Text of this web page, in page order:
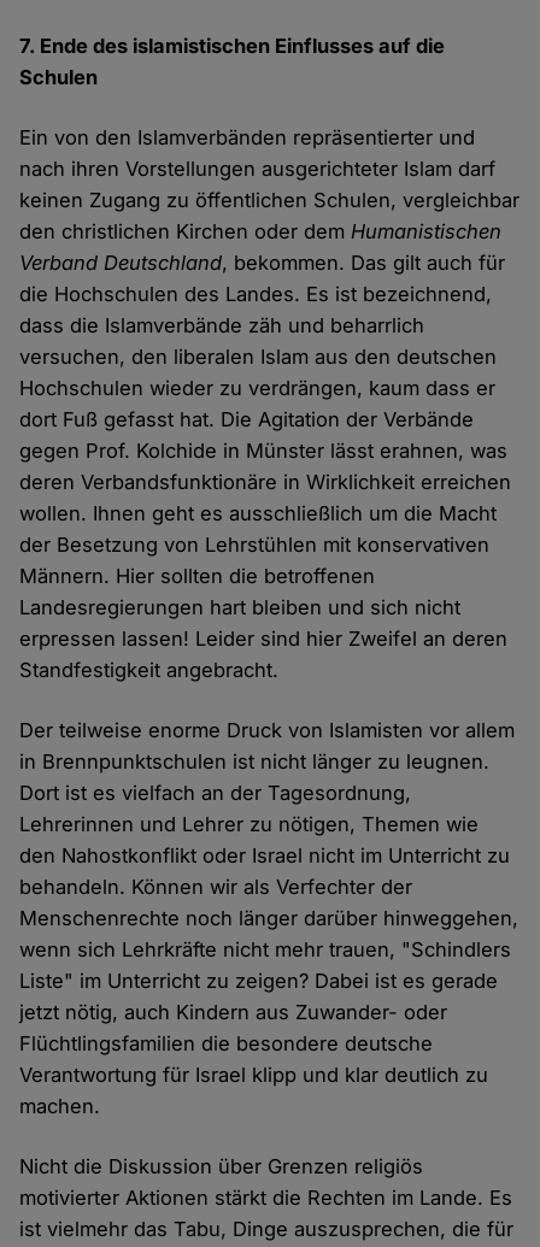
7. Ende des islamistischen Einflusses auf die
Schulen
Ein von den Islamverbänden repräsentierter und
nach ihren Vorstellungen ausgerichteter Islam darf
keinen Zugang zu öffentlichen Schulen, vergleichbar
den christlichen Kirchen oder demHumanistischen
Verband Deutschland, bekommen. Das gilt auch für
die Hochschulen des Landes. Es ist bezeichnend,
dass die Islamverbände zäh und beharrlich
versuchen, den liberalen Islam aus den deutschen
Hochschulen wieder zu verdrängen, kaum dass er
dort Fuß gefasst hat. Die Agitation der Verbände
gegen Prof. Kolchide in Münster lässt erahnen, was
deren Verbandsfunktionäre in Wirklichkeit erreichen
wollen. Ihnen geht es ausschließlich um die Macht
der Besetzung von Lehrstühlen mit konservativen
Männern. Hier sollten die betroffenen
Landesregierungen hart bleiben und sich nicht
erpressen lassen! Leider sind hier Zweifel an deren
Standfestigkeit angebracht.
Der teilweise enorme Druck von Islamisten vor allem
in Brennpunktschulen ist nicht länger zu leugnen.
Dort ist es vielfach an der Tagesordnung,
Lehrerinnen und Lehrer zu nötigen, Themen wie
den Nahostkonflikt oder Israel nicht im Unterricht zu
behandeln. Können wir als Verfechter der
Menschenrechte noch länger darüber hinweggehen,
wenn sich Lehrkräfte nicht mehr trauen, "Schindlers
Liste" im Unterricht zu zeigen? Dabei ist es gerade
jetzt nötig, auch Kindern aus Zuwander- oder
Flüchtlingsfamilien die besondere deutsche
Verantwortung für Israel klipp und klar deutlich zu
machen.
Nicht die Diskussion über Grenzen religiös
motivierter Aktionen stärkt die Rechten im Lande. Es
ist vielmehr das Tabu, Dinge auszusprechen, die für